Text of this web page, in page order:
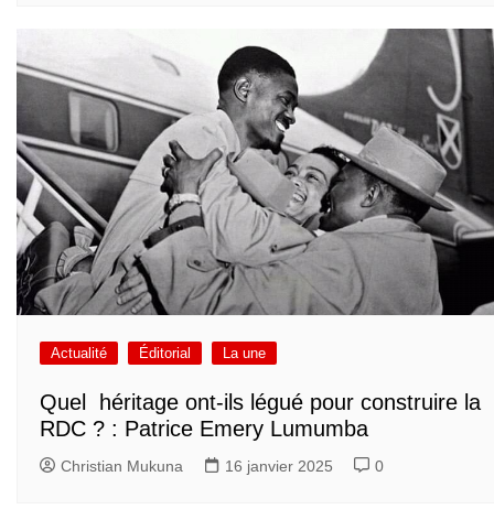
Actualité Éditorial La une
Quel héritage ont-ils légué pour construire la
RDC ? : Patrice Emery Lumumba
Christian Mukuna 16 janvier 2025 0